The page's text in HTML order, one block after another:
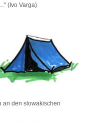
" (Ivo Varga)
an den slowakischen